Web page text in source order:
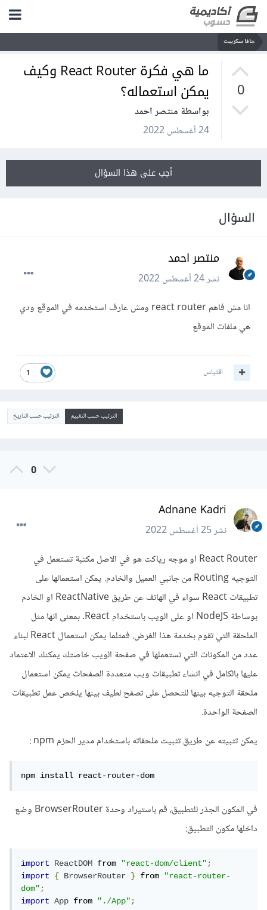
جافا سكريبت
0
ما هي فكرة React Router وكيف
يمكن استعماله؟
بواسطة منتصر احمد
24 أغسطس 2022
أجب على هذا السؤال
السؤال
منتصر احمد
نشر24 أغسطس 2022
انا مش فاهم react router ومش عارف استخدمه في الموقع ودي
هي ملفات الموقع
1 اقتباس
الترتيب حسب التقييم الترتيب حسب التاريخ
0
Adnane Kadri
نشر25 أغسطس 2022
React Router او موجه رياكت هو في الاصل مكتبة تستعمل في
التوجيه Routing من جانبي العميل والخادم. يمكن استعمالها على
تطبيقات React سواء في الهاتف عن طريق ReactNative او الخادم
بوساطة NodeJS او على الويب باستخدام React. بمعنى انها مثل
الملحقة التي تقوم بخدمة هذا الغرض. فمثلما يمكن استعمال React لبناء
عدد من المكونات التي تستعملها في صفحة الويب خاصتك يمكنك الاعتماد
عليها بالكامل في انشاء تطبيقات ويب متعددة الصفحات يمكن استعمال
ملحقة التوجيه بينها للتحصل على تصفح لطيف بينها يلخص عمل تطبيقات
الصفحة الواحدة.
يمكن تثبيته عن طريق تثبيت ملحقاته باستخدام مدير الحزم npm :
npm install react-router-dom
في المكون الجذر للتطبيق، قم باستيراد وحدة BrowserRouter وضع
داخلها مكون التطبيق:
import ReactDOM from "react-dom/client";
import
{ BrowserRouter } from "react-router-
dom";
import
App from "./App";